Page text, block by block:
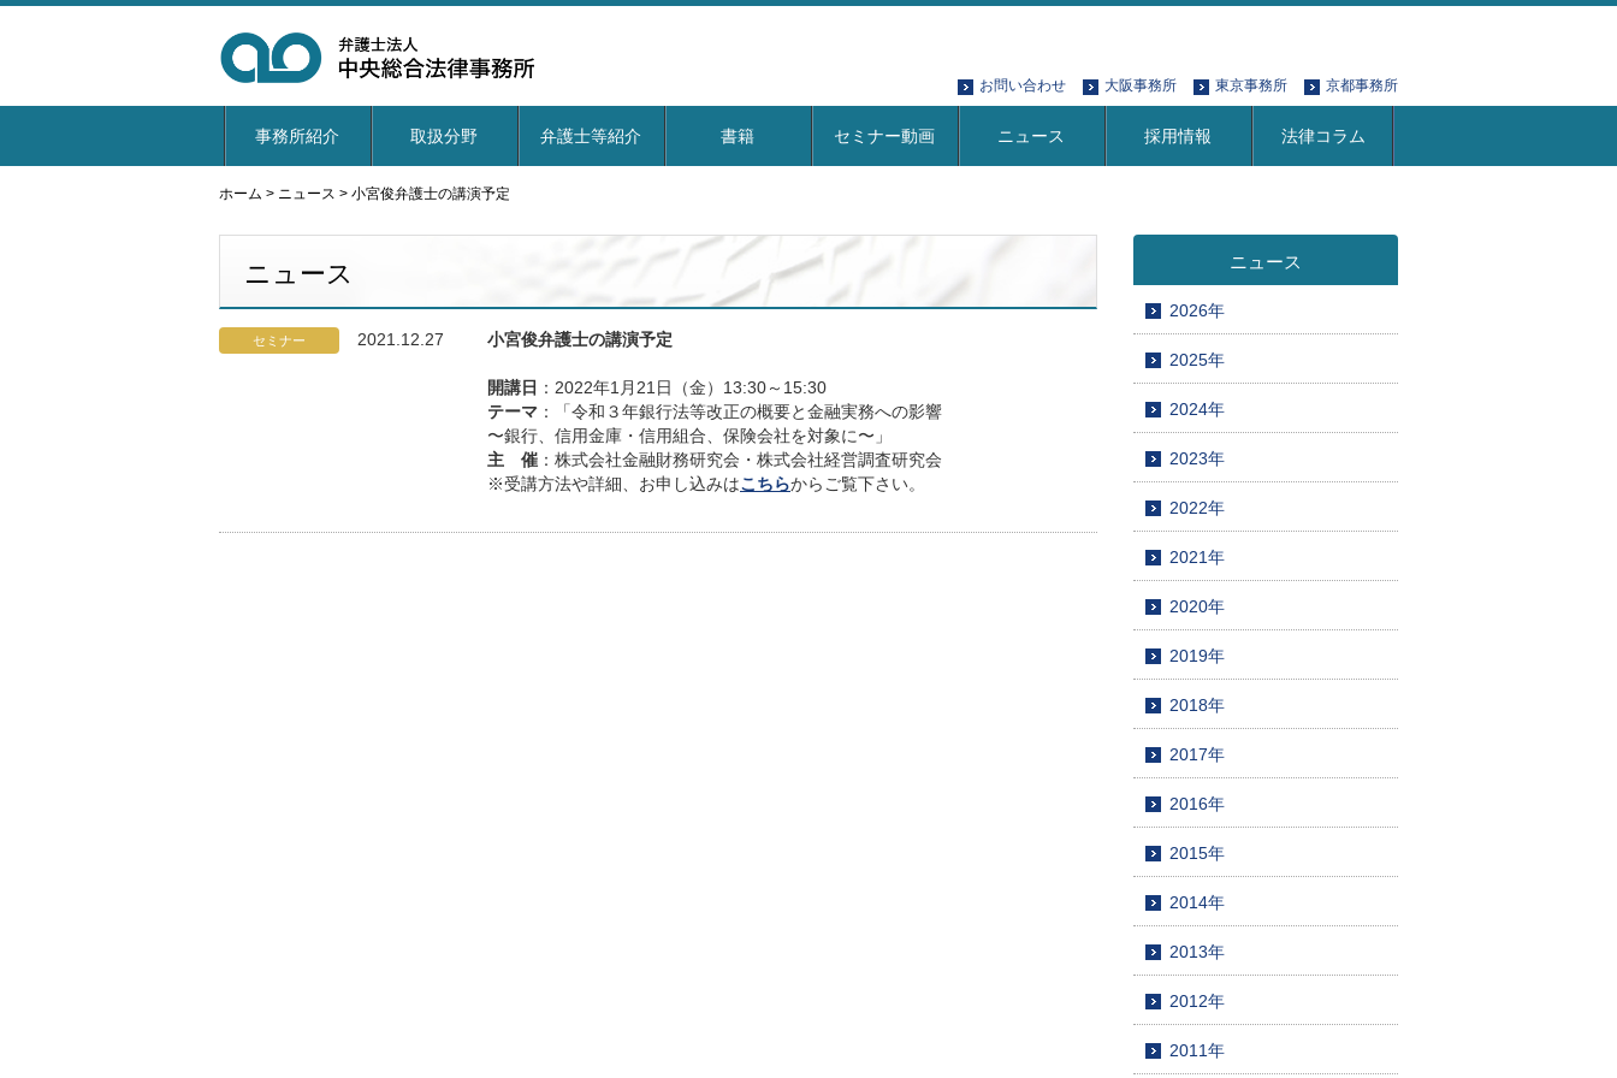
お問い合わせ 大阪事務所 東京事務所 京都事務所
事務所紹介 取扱分野 弁護士等紹介 書籍 セミナー動画 ニュース 採用情報 法律コラム
ホーム > ニュース > 小宮俊弁護士の講演予定
ニュース
セミナー 2021.12.27 小宮俊弁護士の講演予定
開講日 ：2022年1月21日（金）13:30～15:30
テーマ ：「令和３年銀行法等改正の概要と金融実務への影響
〜銀行、信用金庫・信用組合、保険会社を対象に〜」
主 催 ：株式会社金融財務研究会・株式会社経営調査研究会
※受講方法や詳細、お申し込みはこちらからご覧下さい。
ニュース
2026年
2025年
2024年
2023年
2022年
2021年
2020年
2019年
2018年
2017年
2016年
2015年
2014年
2013年
2012年
2011年